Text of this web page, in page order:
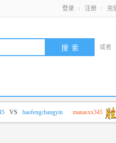
登录 注册 充
或者
VS haofengchangyin manasxx345